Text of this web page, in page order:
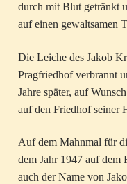
durch mit Blut getränkt
auf einen gewaltsamen
Die Leiche des Jakob
Pragfriedhof verbrannt
Jahre später, auf
auf den Friedhof seiner
Auf dem Mahnmal für
dem Jahr 1947 auf dem
auch der Name von